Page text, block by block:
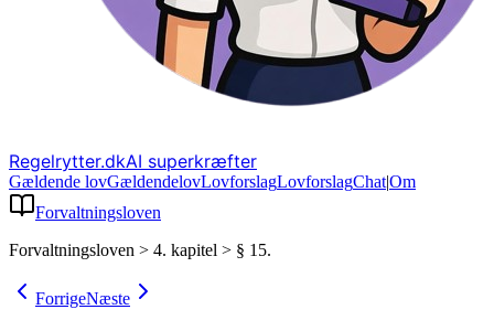
Regelrytter.dkAI superkræfter
Gældende lovGældendelovLovforslagLovforslagChat|Om
Forvaltningsloven
Forvaltningsloven > 4. kapitel > § 15.
ForrigeNæste